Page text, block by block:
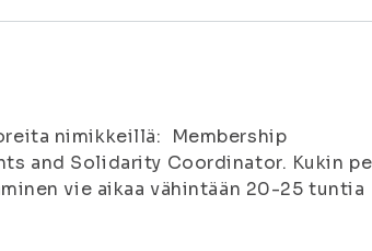
nimikkeillä: Membership
and Solidarity Coordinator. Kukin
vie aikaa vähintään 20-25 tuntia